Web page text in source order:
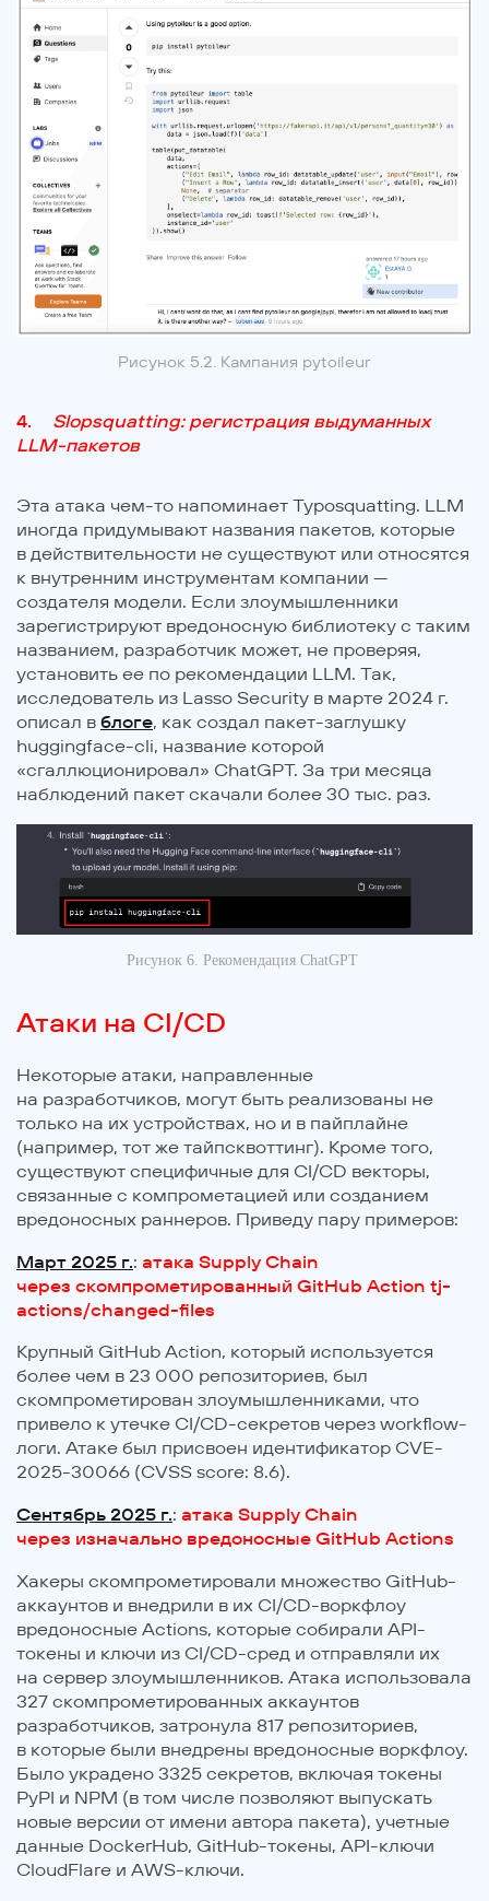
Рисунок 5.2. Кампания pytoileur
Slopsquatting: регистрация выдуманных
LLM-пакетов
Эта атака чем-то напоминает Typosquatting. LLM
иногда придумывают названия пакетов, которые
в действительности не существуют или относятся
к внутренним инструментам компании —
создателя модели. Если злоумышленники
зарегистрируют вредоносную библиотеку с таким
названием, разработчик может, не проверяя,
установить ее по рекомендации LLM. Так,
исследователь из Lasso Security в марте 2024 г.
описал в блоге, как создал пакет-заглушку
huggingface-cli, название которой
«сгаллюционировал» ChatGPT. За три месяца
наблюдений пакет скачали более 30 тыс. раз.
Рисунок 6. Рекомендация ChatGPT
Атаки на CI/CD
Некоторые атаки, направленные
на разработчиков, могут быть реализованы не
только на их устройствах, но и в пайплайне
(например, тот же тайпсквоттинг). Кроме того,
существуют специфичные для CI/CD векторы,
связанные с компрометацией или созданием
вредоносных раннеров. Приведу пару примеров:
Март 2025 г.: атака Supply Chain
через скомпрометированный GitHub Action tj-
actions/changed-files
Крупный GitHub Action, который используется
более чем в 23 000 репозиториев, был
скомпрометирован злоумышленниками, что
привело к утечке CI/CD-секретов через workflow-
логи. Атаке был присвоен идентификатор CVE-
2025-30066 (CVSS score: 8.6).
Сентябрь 2025 г.: атака Supply Chain
через изначально вредоносные GitHub Actions
Хакеры скомпрометировали множество GitHub-
аккаунтов и внедрили в их CI/CD-воркфлоу
вредоносные Actions, которые собирали API-
токены и ключи из CI/CD-сред и отправляли их
на сервер злоумышленников. Атака использовала
327 скомпрометированных аккаунтов
разработчиков, затронула 817 репозиториев,
в которые были внедрены вредоносные воркфлоу.
Было украдено 3325 секретов, включая токены
PyPI и NPM (в том числе позволяют выпускать
новые версии от имени автора пакета), учетные
данные DockerHub, GitHub-токены, API-ключи
CloudFlare и AWS-ключи.